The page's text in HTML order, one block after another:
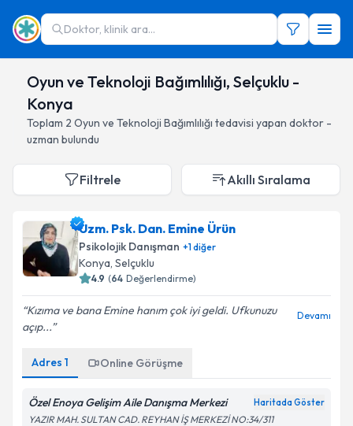
Doktor, klinik ara...
Oyun ve Teknoloji Bağımlılığı, Selçuklu -
Konya
Toplam 2 Oyun ve Teknoloji Bağımlılığı tedavisi yapan doktor -
uzman bulundu
Filtrele Akıllı Sıralama
Uzm. Psk. Dan. Emine Ürün
Psikolojik Danışman +1diğer
Konya, Selçuklu
4.9 (64 Değerlendirme)
Kızıma ve bana Emine hanım çok iyi geldi. Ufkunuzu
açıp...
Devamı
Adres 1 Online Görüşme
Özel Enoya Gelişim Aile Danışma Merkezi Haritada Göster
YAZIR MAH. SULTAN CAD. REYHAN İŞ MERKEZİ NO:34/311